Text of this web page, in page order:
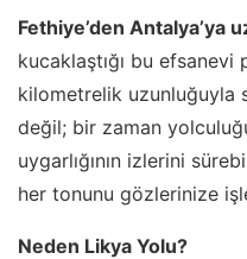
Fethiye’den Antalya’ya
kucaklaştığı bu efsanevi
kilometrelik uzunluğuyla
değil; bir zaman
uygarlığının izlerini
her tonunu gözlerinize
Neden Likya Yolu?